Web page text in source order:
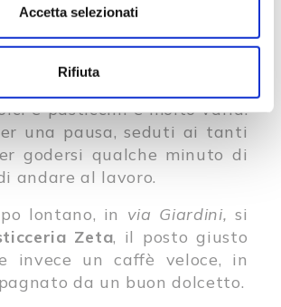
Accetta selezionati
Rifiuta
del complesso
accanto al supermercato, c’è
molto nota in città:
e pasticcini è molto varia.
una pausa, seduti ai tanti
godersi qualche minuto di
andare al lavoro.
lontano, in via Giardini, si
Zeta, il posto giusto
invece un caffè veloce, in
da un buon dolcetto.